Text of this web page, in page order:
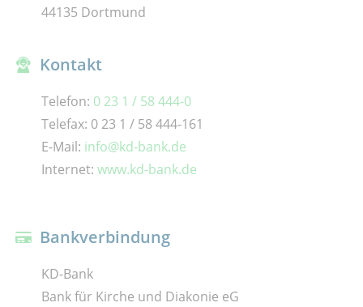
44135 Dortmund
Kontakt
Telefon: 0 23 1 / 58 444-0
Telefax: 0 23 1 / 58 444-161
E-Mail: info@kd-bank.de
Internet: www.kd-bank.de
Bankverbindung
KD-Bank
Bank für Kirche und Diakonie eG